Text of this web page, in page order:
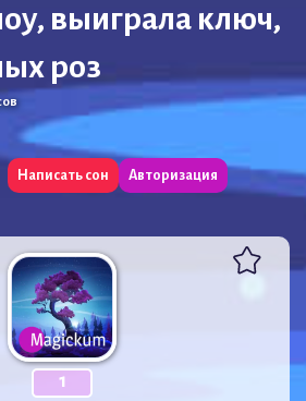
выиграла ключ,
роз
Написать сон Авторизация
1